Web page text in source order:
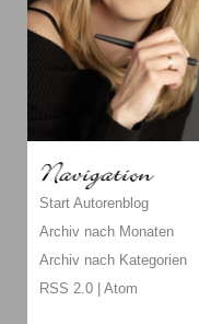
Start Autorenblog
Archiv nach Monaten
Archiv nach Kategorien
RSS 2.0 | Atom